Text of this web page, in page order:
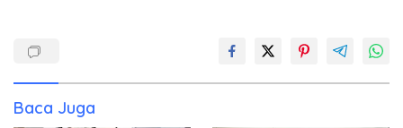
Baca Juga